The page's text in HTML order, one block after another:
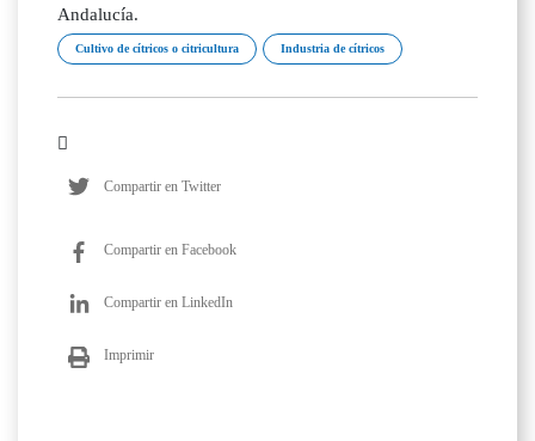
Andalucía.
Cultivo de cítricos o citricultura Industria de cítricos
Compartir en Twitter
Compartir en Facebook
Compartir en LinkedIn
Imprimir